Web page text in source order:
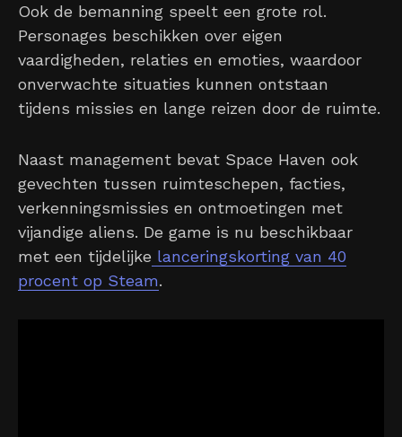
Ook de bemanning speelt een grote rol.
Personages beschikken over eigen
vaardigheden, relaties en emoties, waardoor
onverwachte situaties kunnen ontstaan
tijdens missies en lange reizen door de ruimte.
Naast management bevat Space Haven ook
gevechten tussen ruimteschepen, facties,
verkenningsmissies en ontmoetingen met
vijandige aliens. De game is nu beschikbaar
met een tijdelijke lanceringskorting van 40
procent op Steam.